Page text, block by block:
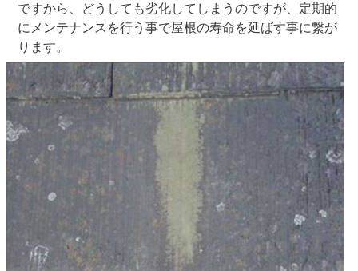
ですから、どうしても劣化してしまうのですが、定期的
にメンテナンスを行う事で屋根の寿命を延ばす事に繋が
ります。